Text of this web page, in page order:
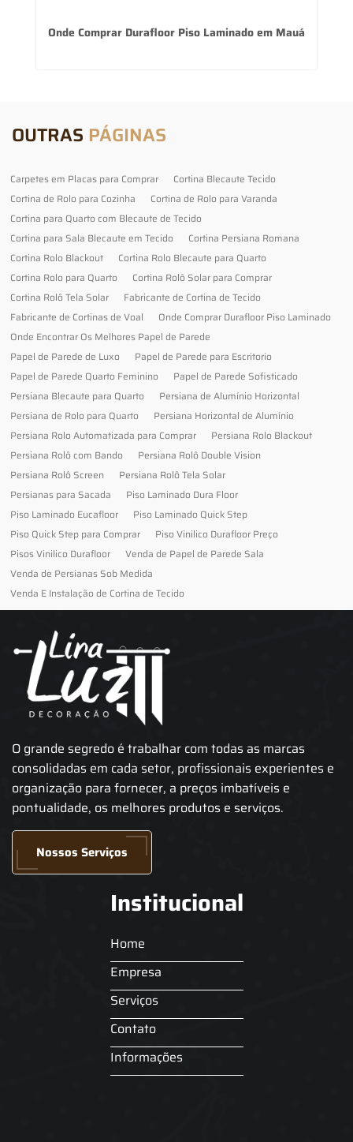
Onde Comprar Durafloor Piso Laminado em Mauá
OUTRAS PÁGINAS
Carpetes em Placas para Comprar
Cortina Blecaute Tecido
Cortina de Rolo para Cozinha
Cortina de Rolo para Varanda
Cortina para Quarto com Blecaute de Tecido
Cortina para Sala Blecaute em Tecido
Cortina Persiana Romana
Cortina Rolo Blackout
Cortina Rolo Blecaute para Quarto
Cortina Rolo para Quarto
Cortina Rolô Solar para Comprar
Cortina Rolô Tela Solar
Fabricante de Cortina de Tecido
Fabricante de Cortinas de Voal
Onde Comprar Durafloor Piso Laminado
Onde Encontrar Os Melhores Papel de Parede
Papel de Parede de Luxo
Papel de Parede para Escritorio
Papel de Parede Quarto Feminino
Papel de Parede Sofisticado
Persiana Blecaute para Quarto
Persiana de Alumínio Horizontal
Persiana de Rolo para Quarto
Persiana Horizontal de Alumínio
Persiana Rolo Automatizada para Comprar
Persiana Rolo Blackout
Persiana Rolô com Bando
Persiana Rolô Double Vision
Persiana Rolô Screen
Persiana Rolô Tela Solar
Persianas para Sacada
Piso Laminado Dura Floor
Piso Laminado Eucafloor
Piso Laminado Quick Step
Piso Quick Step para Comprar
Piso Vinilico Durafloor Preço
Pisos Vinilico Durafloor
Venda de Papel de Parede Sala
Venda de Persianas Sob Medida
Venda E Instalação de Cortina de Tecido
O grande segredo é trabalhar com todas as marcas
consolidadas em cada setor, profissionais experientes e
organização para fornecer, a preços imbatíveis e
pontualidade, os melhores produtos e serviços.
Nossos Serviços
Institucional
Home
Empresa
Serviços
Contato
Informações